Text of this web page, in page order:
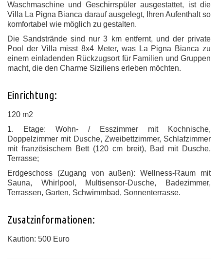
Waschmaschine und Geschirrspüler ausgestattet, ist die
Villa La Pigna Bianca darauf ausgelegt, Ihren Aufenthalt so
komfortabel wie möglich zu gestalten.
Die Sandstrände sind nur 3 km entfernt, und der private
Pool der Villa misst 8x4 Meter, was La Pigna Bianca zu
einem einladenden Rückzugsort für Familien und Gruppen
macht, die den Charme Siziliens erleben möchten.
Einrichtung:
120 m2
1. Etage: Wohn- / Esszimmer mit Kochnische,
Doppelzimmer mit Dusche, Zweibettzimmer, Schlafzimmer
mit französischem Bett (120 cm breit), Bad mit Dusche,
Terrasse;
Erdgeschoss (Zugang von außen): Wellness-Raum mit
Sauna, Whirlpool, Multisensor-Dusche, Badezimmer,
Terrassen, Garten, Schwimmbad, Sonnenterrasse.
Zusatzinformationen:
Kaution: 500 Euro